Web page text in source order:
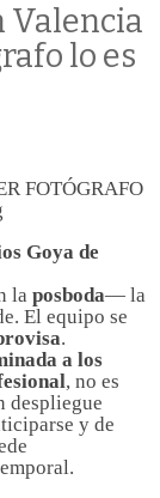
Valencia
lo es
Goya de
la posboda— la
El equipo se
.
a los
, no es
despliegue
y de